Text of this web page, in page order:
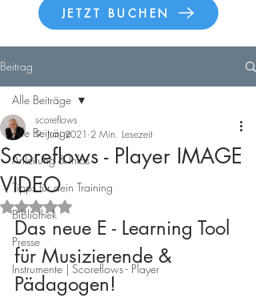
JETZT BUCHEN
Beitrag
Alle Beiträge
Anleitung & Infos
Tipps für dein Training
Bibliothek
Presse
Instrumente | Scoreflows - Player
Alle Beiträge
Scoreflows - Player IMAGE
VIDEO
scoreflows
9. Juni 2021 2 Min. Lesezeit
Mit NaN von 5 Sternen bewertet.
Das neue E - Learning Tool
für Musizierende &
Pädagogen!